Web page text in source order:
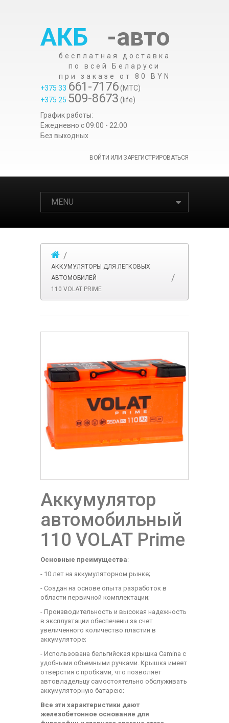
АКБ -авто
бесплатная доставка
по всей Беларуси
при заказе от 80 BYN
+375 33 661-7176(МТС)
+375 25 509-8673 (life)
График работы:
Ежедневно c 09:00 - 22:00
Без выходных
ВОЙТИ ИЛИ ЗАРЕГИСТРИРОВАТЬСЯ
MENU
АККУМУЛЯТОРЫ ДЛЯ ЛЕГКОВЫХ
АВТОМОБИЛЕЙ
110 VOLAT PRIME
Аккумулятор
автомобильный
110 VOLAT Prime
Основные преимущества:
- 10 лет на аккумуляторном рынке;
- Создан на основе опыта разработок в
области первичной комплектации;
- Производительность и высокая надежность
в эксплуатации обеспечены за счет
увеличенного количество пластин в
аккумуляторе;
- Использована бельгийская крышка Camina с
удобными объемными ручками. Крышка имеет
отверстия с пробками, что позволяет
автовладельцу самостоятельно обслуживать
аккумуляторную батарею;
Все эти характеристики дают
железобетонное основание для